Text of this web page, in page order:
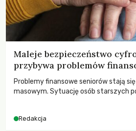
Maleje bezpieczeństwo
przybywa problemów
Problemy finansowe seniorów stają
masowym. Sytuację osób starszych
Redakcja